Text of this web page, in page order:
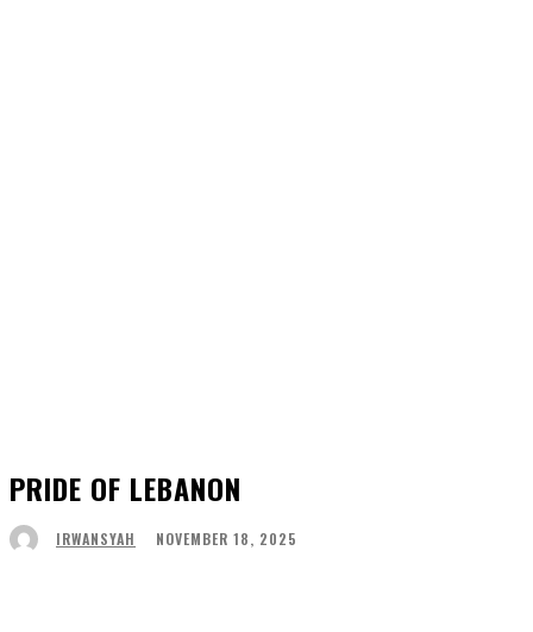
PRIDE OF LEBANON
IRWANSYAH NOVEMBER 18, 2025